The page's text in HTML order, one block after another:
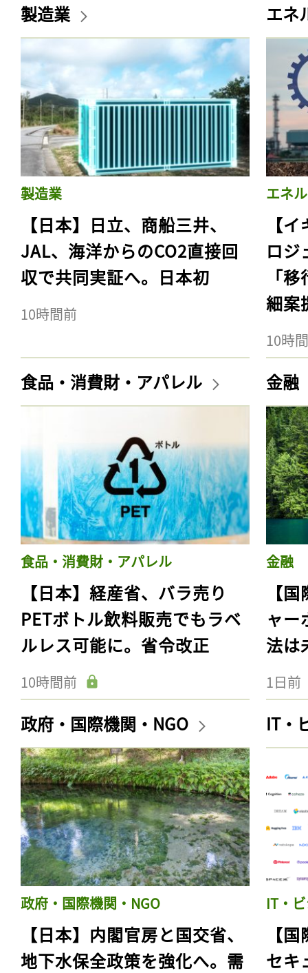
製造業
製造業
【日本】日立、商船三井、
JAL、海洋からのCO2直接回
収で共同実証へ。日本初
10時間前
エネ
エネ
【
ロジ
「
細案
10時
食品・消費財・アパレル
食品・消費財・アパレル
【日本】経産省、バラ売り
PETボトル飲料販売でもラベ
ルレス可能に。省令改正
10時間前
金融
金融
【
ャー
法は
1日前
政府・国際機関・NGO
政府・国際機関・NGO
【日本】内閣官房と国交省、
地下水保全政策を強化へ。需
IT・
IT・
【
セキ